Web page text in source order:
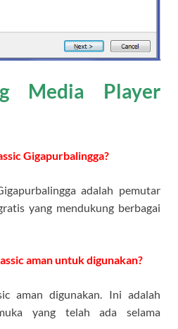
Media Player
Gigapurbalingga?
adalah pemutar
yang mendukung berbagai
aman untuk digunakan?
aman digunakan. Ini adalah
yang telah ada selama